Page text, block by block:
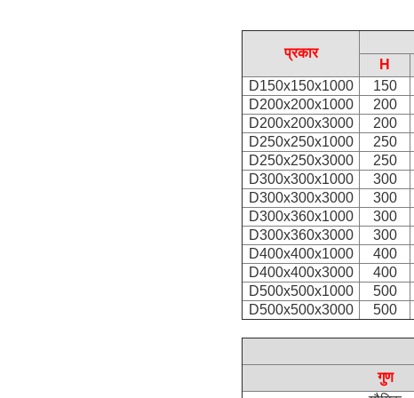
प्रकार
H
D150x150x1000
150
D200x200x1000
200
D200x200x3000
200
D250x250x1000
250
D250x250x3000
250
D300x300x1000
300
D300x300x3000
300
D300x360x1000
300
D300x360x3000
300
D400x400x1000
400
D400x400x3000
400
D500x500x1000
500
D500x500x3000
500
गुण